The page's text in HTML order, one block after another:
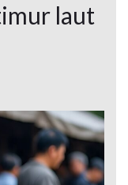
laut